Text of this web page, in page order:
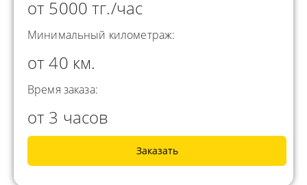
от 5000 тг./час
Минимальный километраж:
от 40 км.
Время заказа:
от 3 часов
Заказать